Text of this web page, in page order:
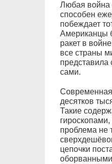
Любая война
способен
побеждает
Американцы
ракет в
все страны
сами.
Современная
десятков
Такие
проблема не
цепочки